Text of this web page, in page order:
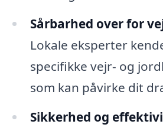
Sårbarhed over for
Lokale eksperter
specifikke vejr- og
som kan påvirke dit
Sikkerhed og